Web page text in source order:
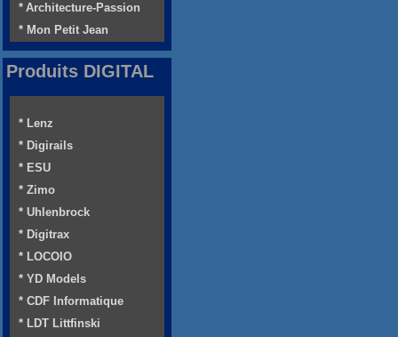
* Architecture-Passion
* Mon Petit Jean
Produits DIGITAL
* Lenz
* Digirails
* ESU
* Zimo
* Uhlenbrock
* Digitrax
* LOCOIO
* YD Models
* CDF Informatique
* LDT Littfinski